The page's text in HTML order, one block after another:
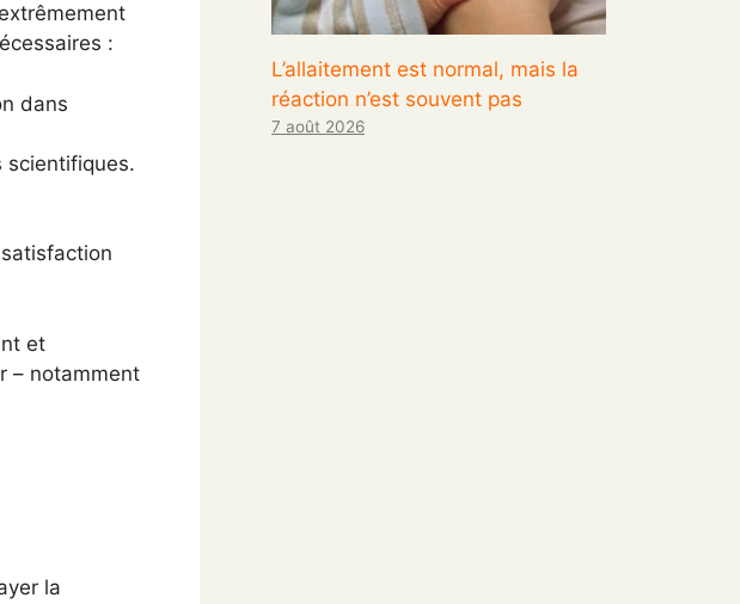
:
dans
scientifiques.
et
– notamment
la
L’allaitement est normal, mais la
réaction n’est souvent pas
7 août 2026